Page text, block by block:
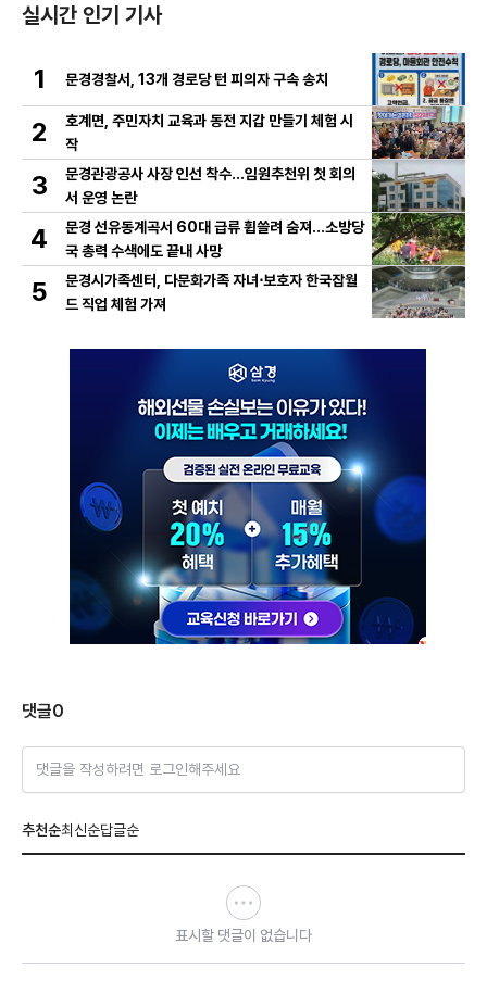
실시간 인기 기사
1 문경경찰서, 13개 경로당 턴 피의자 구속 송치
2
호계면, 주민자치 교육과 동전 지갑 만들기 체험 시
작
3
문경관광공사 사장 인선 착수…임원추천위 첫 회의
서 운영 논란
4
문경 선유동계곡서 60대 급류 휩쓸려 숨져…소방당
국 총력 수색에도 끝내 사망
5
문경시가족센터, 다문화가족 자녀⋅보호자 한국잡월
드 직업 체험 가져
댓글0
댓글을 작성하려면 로그인해주세요
추천순최신순답글순
표시할 댓글이 없습니다